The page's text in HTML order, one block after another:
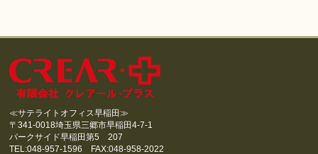
≪サテライトオフィス早稲田≫
〒341-0018埼玉県三郷市早稲田4-7-1
パークサイド早稲田第5 207
TEL:048-957-1596 FAX:048-958-2022